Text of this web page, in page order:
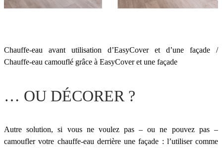
Chauffe-eau avant utilisation d’EasyCover et d’une façade /
Chauffe-eau camouflé grâce à EasyCover et une façade
… OU DÉCORER ?
Autre solution, si vous ne voulez pas – ou ne pouvez pas –
camoufler votre chauffe-eau derrière une façade : l’utiliser comme